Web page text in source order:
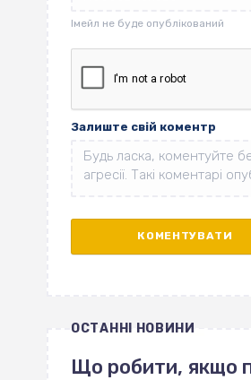
Залиште свій коментр
ОСТАННІ НОВИНИ
Що робити, якщо